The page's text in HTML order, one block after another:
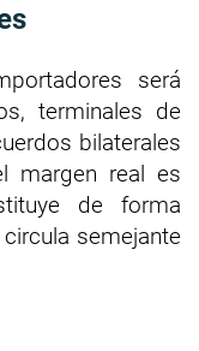
será
terminales de
bilaterales
margen real es
de forma
semejante